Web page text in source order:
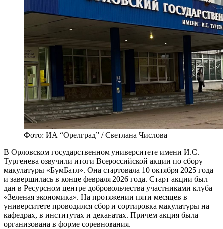
Фото: ИА “Орелград” / Светлана Числова
В Орловском государственном университете имени И.С.
Тургенева озвучили итоги Всероссийской акции по сбору
макулатуры «БумБатл». Она стартовала 10 октября 2025 года
и завершилась в конце февраля 2026 года. Старт акции был
дан в Ресурсном центре добровольчества участниками клуба
«Зеленая экономика». На протяжении пяти месяцев в
университете проводился сбор и сортировка макулатуры на
кафедрах, в институтах и деканатах. Причем акция была
организована в форме соревнования.